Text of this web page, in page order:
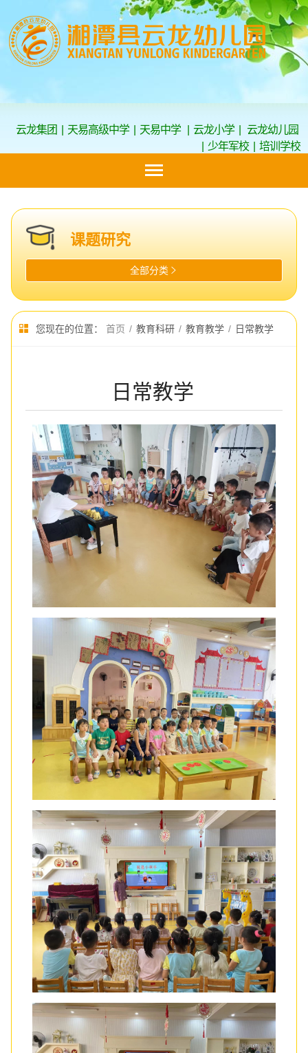
云龙集团 天易高级中学| 天易中学 云龙小学|
云龙幼儿园
少年军校| 培训学校
课题研究
全部分类 
您现在的位置： 首页 / 教育科研 / 教育教学 / 日常教学
日常教学